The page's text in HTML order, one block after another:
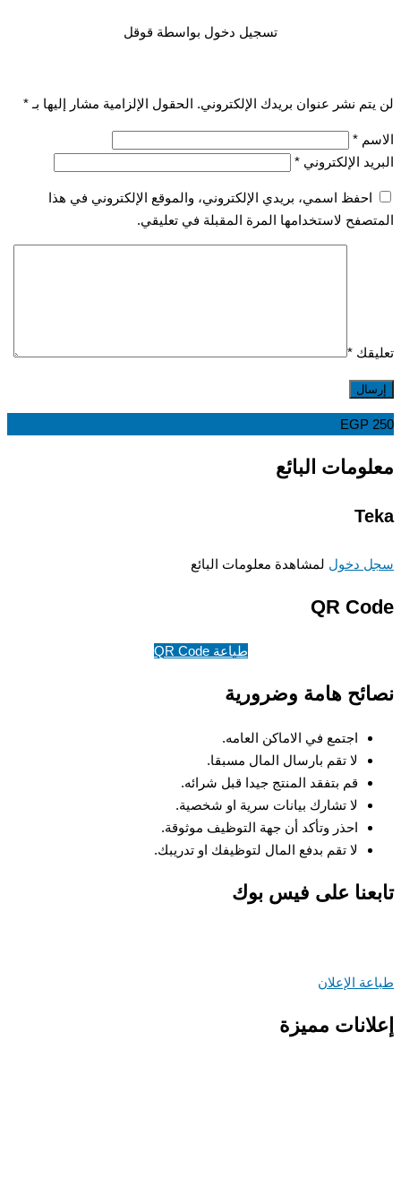
تسجيل دخول بواسطة قوقل
نشر عنوان بريدك الإلكتروني. الحقول الإلزامية مشار إليها بـ*
*
الإلكتروني *
احفظ اسمي، بريدي الإلكتروني، والموقع الإلكتروني في هذا
لاستخدامها المرة المقبلة في تعليقي.
*
EGP
البائع
دخوللمشاهدة معلومات البائع
QR
طباعة QR Code
هامة وضرورية
اجتمع في الاماكن العامه.
لا تقم بارسال المال مسبقا.
قم بتفقد المنتج جيدا قبل شرائه.
لا تشارك بيانات سرية او شخصية.
احذر وتأكد أن جهة التوظيف موثوقة.
لا تقم بدفع المال لتوظيفك او تدريبك.
على فيس بوك
الإعلان
مميزة